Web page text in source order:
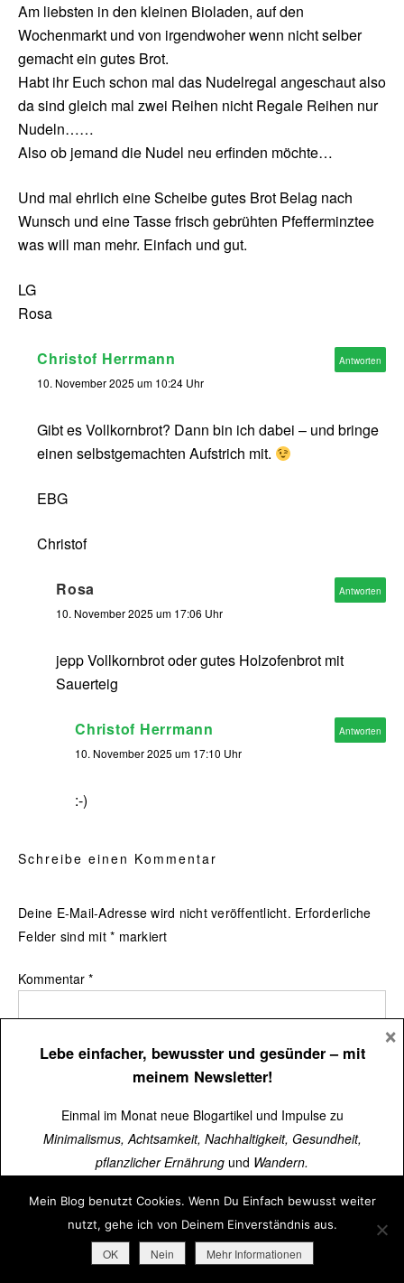
Am liebsten in den kleinen Bioladen, auf den
Wochenmarkt und von irgendwoher wenn nicht selber
gemacht ein gutes Brot.
Habt ihr Euch schon mal das Nudelregal angeschaut also
da sind gleich mal zwei Reihen nicht Regale Reihen nur
Nudeln……
Also ob jemand die Nudel neu erfinden möchte…
Und mal ehrlich eine Scheibe gutes Brot Belag nach
Wunsch und eine Tasse frisch gebrühten Pfefferminztee
was will man mehr. Einfach und gut.
LG
Rosa
Christof Herrmann
10. November 2025 um 10:24 Uhr
Gibt es Vollkornbrot? Dann bin ich dabei – und bringe
einen selbstgemachten Aufstrich mit.
EBG
Christof
Antworten
Rosa
10. November 2025 um 17:06 Uhr
jepp Vollkornbrot oder gutes Holzofenbrot mit
Sauerteig
Antworten
Christof Herrmann
10. November 2025 um 17:10 Uhr
:-)
Antworten
Schreibe einen Kommentar
Deine E-Mail-Adresse wird nicht veröffentlicht. Erforderliche
Felder sind mit * markiert
Kommentar *
Name
Mein Blog benutzt Cookies. Wenn Du Einfach bewusst weiter
nutzt, gehe ich von Deinem Einverständnis aus.
OK Nein Mehr Informationen
Lebe einfacher, bewusster und gesünder– mit
meinem Newsletter!
Einmal im Monat neue Blogartikel und Impulse zu
Minimalismus, Achtsamkeit, Nachhaltigkeit, Gesundheit,
pflanzlicher Ernährung und Wandern.
Über15.000 Menschen lesen schon mit.
➜Jetzt kostenlos abonnieren
×